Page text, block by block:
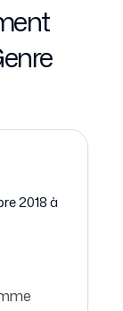
2018 à